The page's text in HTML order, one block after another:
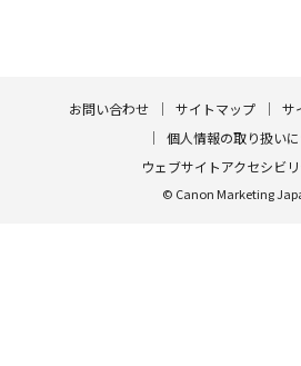
お問い合わせ サイトマップ
サ
個人情報の取り扱い
ウェブサイトアクセシビ
© Canon Marketing